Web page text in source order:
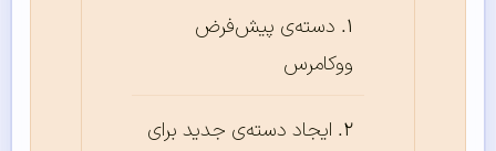
دسته‌ی پیش‌فرض
ووکامرس
ایجاد دسته‌ی جدید برای